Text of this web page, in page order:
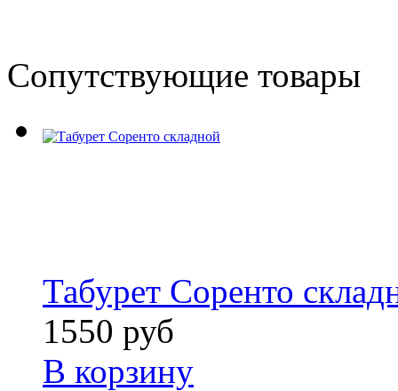
Сопутствующие товары
Табурет Соренто
1550 руб
В корзину